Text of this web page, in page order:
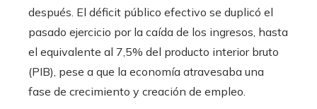
después. El déficit público efectivo se duplicó el
pasado ejercicio por la caída de los ingresos, hasta
el equivalente al 7,5% del producto interior bruto
(PIB), pese a que la economía atravesaba una
fase de crecimiento y creación de empleo.